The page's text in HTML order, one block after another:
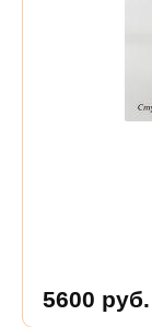
5600 руб.